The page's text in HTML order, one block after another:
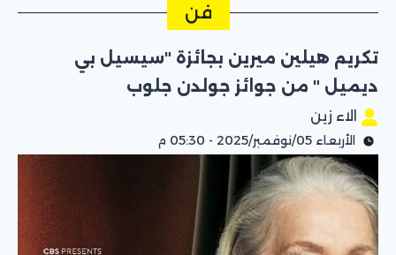
فن
تكريم هيلين ميرين بجائزة "سيسيل بي
ديميل " من جوائز جولدن جلوب
الاء زين
الأربعاء 05/نوفمبر/2025 - 05:30 م